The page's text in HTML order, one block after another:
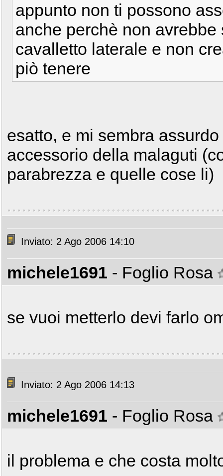
appunto non ti possono
anche perchè non
cavalletto laterale e non
piò tenere
esatto, e mi sembra
accessorio della malaguti
parabrezza e quelle cose li)
Inviato: 2 Ago 2006 14:10
michele1691 - Foglio Rosa
se vuoi metterlo devi farlo
Inviato: 2 Ago 2006 14:13
michele1691 - Foglio Rosa
il problema e che costa